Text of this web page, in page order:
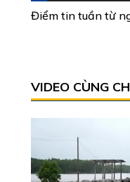
Điểm tin tuần từ
VIDEO CÙNG